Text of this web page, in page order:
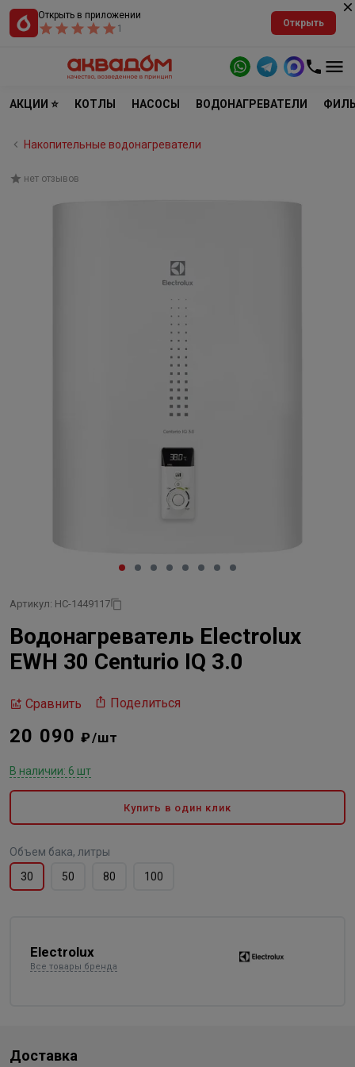
Открыть в приложении
1
Открыть
АКЦИИ ⭐ КОТЛЫ НАСОСЫ ВОДОНАГРЕВАТЕЛИ
Накопительные водонагреватели
нет отзывов
Артикул: НС-1449117
Водонагреватель Electrolux
EWH 30 Centurio IQ 3.0
Сравнить Поделиться
20 090₽/шт
В наличии: 6 шт
Купить в один клик
Объем бака, литры
30
50 80 100
Electrolux
Все товары бренда
Доставка